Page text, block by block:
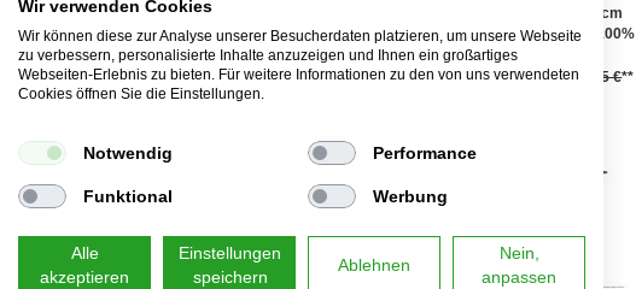
HÖHE IN CM
(1)
4 (1)
30 (4)
240 (1)
260 (1)
LÄNGE IN CM
Ampelschirm 300 cm
Sonnenschirm aus 100%
Polyester
99,95 €Statt179,95 €**
--56%
Wir verwenden Cookies
Wir können diese zur Analyse unserer Besucherdaten platzieren, um unsere Webseite
zu verbessern, personalisierte Inhalte anzuzeigen und Ihnen ein großartiges
Webseiten-Erlebnis zu bieten. Für weitere Informationen zu den von uns verwendeten
Cookies öffnen Sie die Einstellungen.
Notwendig Performance
Funktional Werbung
Alle
akzeptieren
Einstellungen
speichern
Ablehnen
Nein,
anpassen